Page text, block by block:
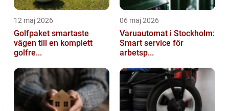
12 maj 2026
Golfpaket smartaste
vägen till en komplett
golfre...
06 maj 2026
Varuautomat i Stockholm:
Smart service för
arbetsp...